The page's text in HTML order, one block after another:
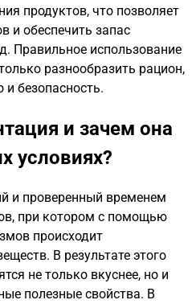
продуктов, что позволяет
и обеспечить запас
Правильное использование
разнообразить рацион,
и безопасность.
и зачем она
условиях?
и проверенный временем
при котором с помощью
происходит
В результате этого
не только вкуснее, но и
полезные свойства. В